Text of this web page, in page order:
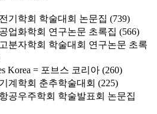
기학회 학술대회 논문집 (739)
업화학회 연구논문 초록집 (566)
분자학회 학술대회 연구논문 초록
Korea = 포브스 코리아 (260)
계학회 춘추학술대회 (225)
공우주학회 학술발표회 논문집